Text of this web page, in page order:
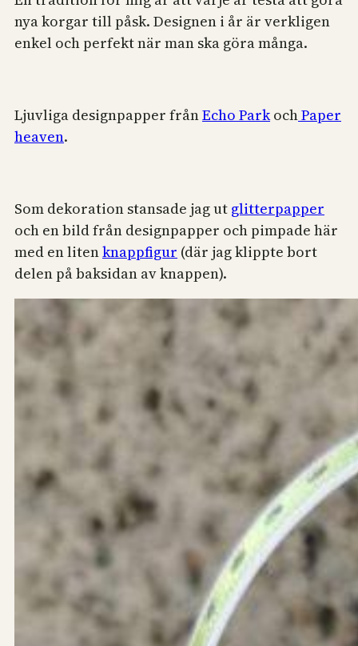
nya korgar till påsk. Designen i år är verkligen
enkel och perfekt när man ska göra många.
Ljuvliga designpapper frånEcho ParkochPaper
heaven.
Som dekoration stansade jag ut glitterpapper
och en bild från designpapper och pimpade här
med en litenknappfigur (där jag klippte bort
delen på baksidan av knappen).